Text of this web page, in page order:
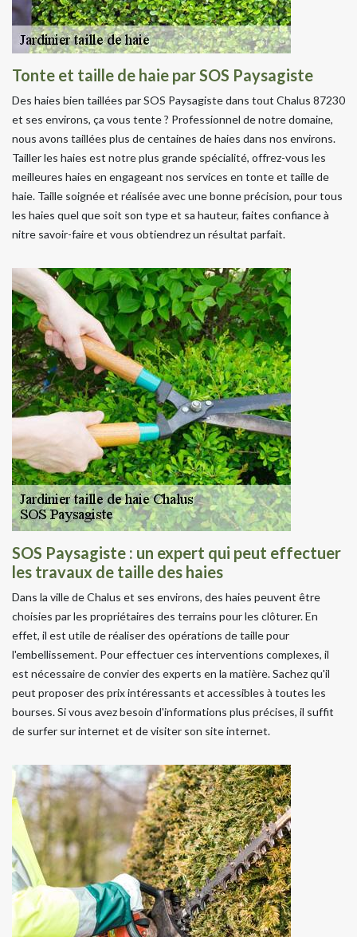
Tonte et taille de haie par SOS Paysagiste
Des haies bien taillées par SOS Paysagiste dans tout Chalus 87230
et ses environs, ça vous tente ? Professionnel de notre domaine,
nous avons taillées plus de centaines de haies dans nos environs.
Tailler les haies est notre plus grande spécialité, offrez-vous les
meilleures haies en engageant nos services en tonte et taille de
haie. Taille soignée et réalisée avec une bonne précision, pour tous
les haies quel que soit son type et sa hauteur, faites confiance à
nitre savoir-faire et vous obtiendrez un résultat parfait.
SOS Paysagiste : un expert qui peut effectuer
les travaux de taille des haies
Dans la ville de Chalus et ses environs, des haies peuvent être
choisies par les propriétaires des terrains pour les clôturer. En
effet, il est utile de réaliser des opérations de taille pour
l'embellissement. Pour effectuer ces interventions complexes, il
est nécessaire de convier des experts en la matière. Sachez qu'il
peut proposer des prix intéressants et accessibles à toutes les
bourses. Si vous avez besoin d'informations plus précises, il suffit
de surfer sur internet et de visiter son site internet.